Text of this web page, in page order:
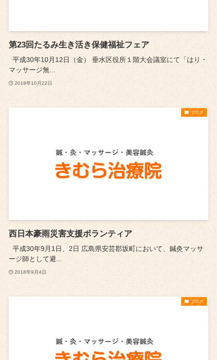
第23回たるみ生き活き保健福祉フェア
平成30年10月12日（金） 垂水区役所１階大会議室にて「はり・
マッサージ無...
2018年10月22日
ブログ
西日本豪雨災害支援ボランティア
平成30年9月1日、2日 広島県安芸郡坂町において、鍼灸マッサ
ージ師として避...
2018年9月4日
ブログ